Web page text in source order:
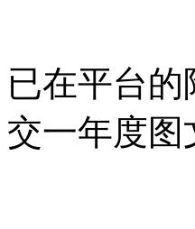
已在平台
交一年度图